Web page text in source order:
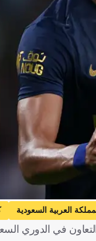
العربية السعودية
في الدوري